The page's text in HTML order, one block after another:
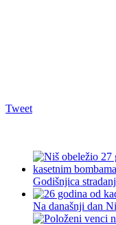
Tweet
Godišnjica
Na današnji dan